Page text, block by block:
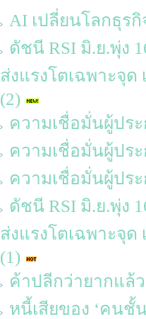
AI เปลี่ยนโลกธุร
ดัชนี RSI มิ.ย.พุ่ง
ส่งแรงโตเฉพาะจุด
(2)
ความเชื่อมั่นผู้ปร
ความเชื่อมั่นผู้ปร
ความเชื่อมั่นผู้ปร
ดัชนี RSI มิ.ย.พุ่ง
ส่งแรงโตเฉพาะจุด
(1)
ค้าปลีกว่ายากแล้ว
หนี้เสียของ ‘คนชั้น